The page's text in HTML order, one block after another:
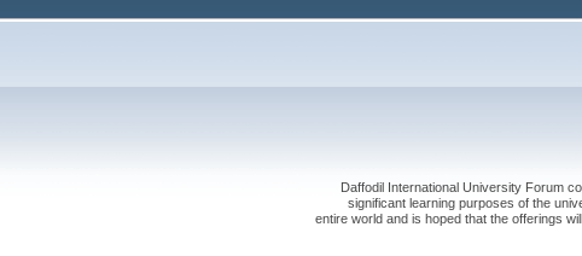
Daffodil International University Forum
significant learning purposes of the
entire world and is hoped that the offerings